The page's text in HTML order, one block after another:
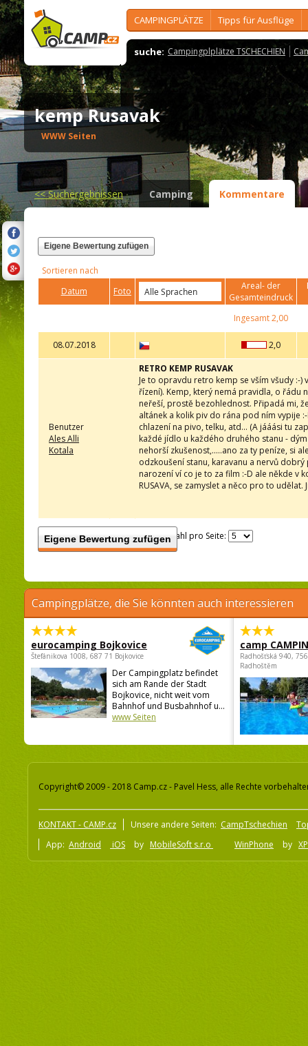
CAMPINGPLÄTZE Tipps für Ausflüge
suche: Campingplplätze TSCHECHIEN
kemp Rusavak
WWW Seiten
<<Suchergebnissen Camping Kommentare
Eigene Bewertung zufügen
Sortieren nach
Datum
Foto
Areal- der
Gesamteindruck
Ingesamt2,00
08.07.2018 2,0
Benutzer
Ales Alli
Kotala
RETRO KEMP RUSAVAK
Je to opravdu retro kemp se vším všudy :-
řízení). Kemp, který nemá pravidla, o řádu
neřeší, prostě bezohlednost. Připadá mi,
altánek a kolik piv do rána pod ním vypije
chlazení na pivo, telku, atd... (A jááási tu
každé jídlo u každého druhého stanu -
nehorší zkušenost,.....ano za ty peníze, si
odzkoušení stanu, karavanu a nervů
narození ví co je to za film :-D ale někde v
RUSAVA, se zamyslet a něco pro to udělat.
Eigene Bewertung zufügenAnzahl pro Seite:
Campingplätze, die Sie könnten auch interessieren
eurocamping Bojkovice
Štefánikova 1008, 687 71 Bojkovice
Der Campingplatz befindet
sich am Rande der Stadt
Bojkovice, nicht weit vom
Bahnhof und Busbahnhof u...
www Seiten
camp
Radhošťská 940,
Radhoštěm
Copyright© 2009 - 2018 Camp.cz - Pavel Hess, alle Rechte
KONTAKT - CAMP.cz Unsere andere Seiten: CampTschechien
App: Android iOS by MobileSoft s.r.o WinPhone by